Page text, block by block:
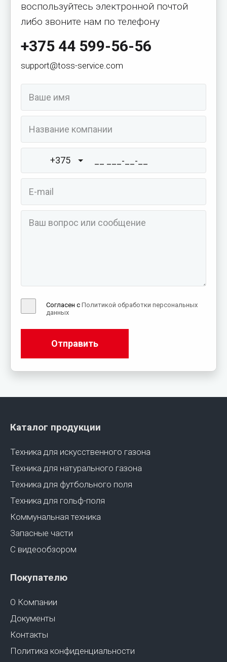
воспользуйтесь электронной почтой
либо звоните нам по телефону
+375 44 599-56-56
support@toss-service.com
+375
Согласен с Политикой обработки персональных
данных
Отправить
Каталог продукции
Техника для искусственного газона
Техника для натурального газона
Техника для футбольного поля
Техника для гольф-поля
Коммунальная техника
Запасные части
С видеообзором
Покупателю
О Компании
Документы
Контакты
Политика конфиденциальности